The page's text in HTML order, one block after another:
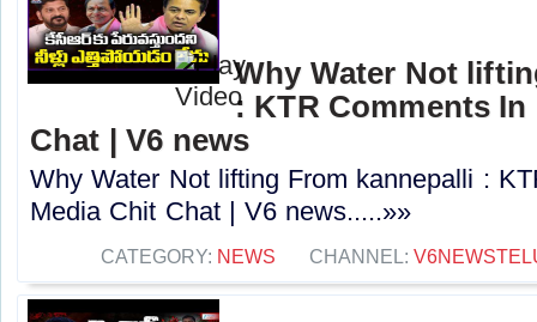
Why Water Not
: KTR Comments
Chat | V6 news
Why Water Not lifting From kannepalli :
Media Chit Chat | V6 news.....»»
CATEGORY: NEWS CHANNEL: